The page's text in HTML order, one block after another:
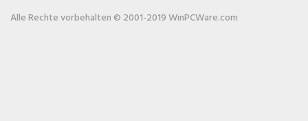
Alle Rechte vorbehalten © 2001-2019 WinPCWare.com